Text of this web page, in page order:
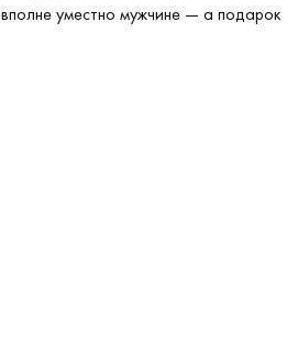
вполне уместно мужчине — а подарок